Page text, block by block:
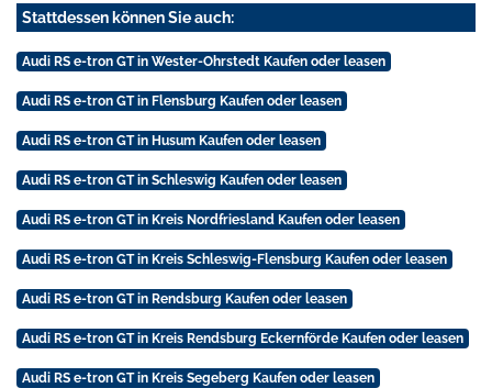
Stattdessen können Sie auch:
Audi RS e-tron GT in Wester-Ohrstedt Kaufen oder leasen
Audi RS e-tron GT in Flensburg Kaufen oder leasen
Audi RS e-tron GT in Husum Kaufen oder leasen
Audi RS e-tron GT in Schleswig Kaufen oder leasen
Audi RS e-tron GT in Kreis Nordfriesland Kaufen oder leasen
Audi RS e-tron GT in Kreis Schleswig-Flensburg Kaufen oder leasen
Audi RS e-tron GT in Rendsburg Kaufen oder leasen
Audi RS e-tron GT in Kreis Rendsburg Eckernförde Kaufen oder leasen
Audi RS e-tron GT in Kreis Segeberg Kaufen oder leasen